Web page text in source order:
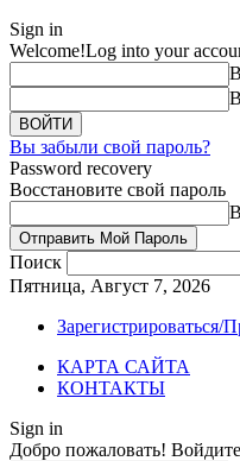
Sign in
Welcome!Log into your
Вы забыли свой пароль?
Password recovery
Восстановите свой пароль
Поиск
Пятница, Август 7, 2026
Зарегистрироваться/
КАРТА САЙТА
КОНТАКТЫ
Sign in
Добро пожаловать!